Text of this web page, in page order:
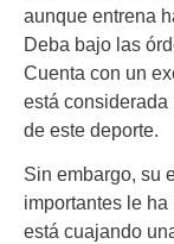
aunque entrena
Deba bajo las
Cuenta con un
está
de este deporte.
Sin embargo, su
importantes le
está cuajando